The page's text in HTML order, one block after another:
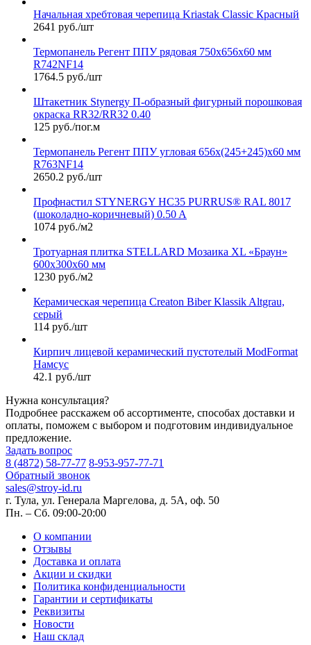
Начальная хребтовая черепица Kriastak Classic Красный
2641 руб./шт
Термопанель Регент ППУ рядовая 750х656х60 мм
R742NF14
1764.5 руб./шт
Штакетник Stynergy П-образный фигурный порошковая
окраска RR32/RR32 0.40
125 руб./пог.м
Термопанель Регент ППУ угловая 656х(245+245)х60 мм
R763NF14
2650.2 руб./шт
Профнастил STYNERGY НС35 PURRUS® RAL 8017
(шоколадно-коричневый) 0.50 A
1074 руб./м2
Тротуарная плитка STELLARD Мозаика XL «Браун»
600х300х60 мм
1230 руб./м2
Керамическая черепица Сreaton Biber Klassik Altgrau,
серый
114 руб./шт
Кирпич лицевой керамический пустотелый ModFormat
Намсус
42.1 руб./шт
Нужна консультация?
Подробнее расскажем об ассортименте, способах доставки и
оплаты, поможем с выбором и подготовим индивидуальное
предложение.
Задать вопрос
8 (4872) 58-77-77 8-953-957-77-71
Обратный звонок
sales@stroy-id.ru
г. Тула, ул. Генерала Маргелова, д. 5А, оф. 50
Пн. – Cб. 09:00-20:00
О компании
Отзывы
Доставка и оплата
Акции и скидки
Политика конфиденциальности
Гарантии и сертификаты
Реквизиты
Новости
Наш склад